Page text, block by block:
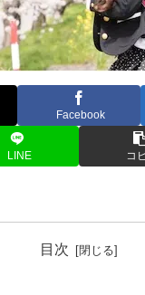
Facebook
LINE コ
目次